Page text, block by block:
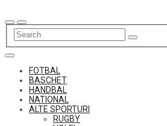
to
content
FOTBAL
BASCHET
HANDBAL
NATIONAL
ALTE SPORTURI
RUGBY